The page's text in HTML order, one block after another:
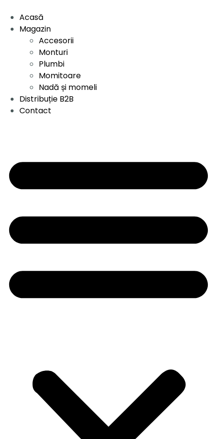
Acasă
Magazin
Accesorii
Monturi
Plumbi
Momitoare
Nadă și momeli
Distribuție B2B
Contact